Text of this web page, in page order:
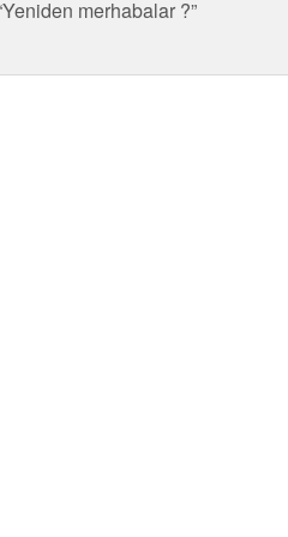
Yeniden merhabalar ?